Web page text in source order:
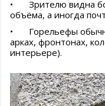
•
Зрителю видна
объёма, а иногда
•
Горельефы
арках, фронтонах,
интерьере).